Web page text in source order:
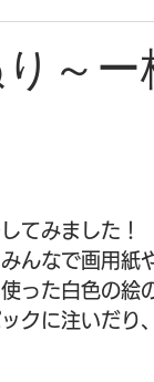
～
てみました！
んなで画用紙
った白色の絵
クに注いだり